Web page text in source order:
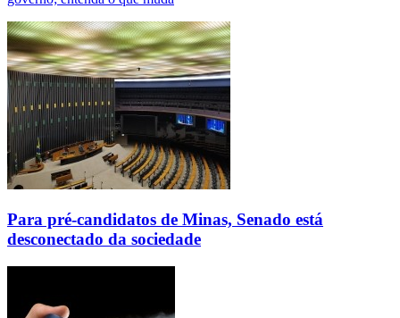
Para pré-candidatos de Minas, Senado está
desconectado da sociedade